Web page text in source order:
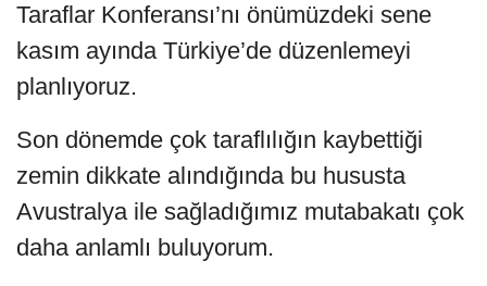
Taraflar Konferansı’nı önümüzdeki sene
kasım ayında Türkiye’de düzenlemeyi
planlıyoruz.
Son dönemde çok taraflılığın kaybettiği
zemin dikkate alındığında bu hususta
Avustralya ile sağladığımız mutabakatı çok
daha anlamlı buluyorum.